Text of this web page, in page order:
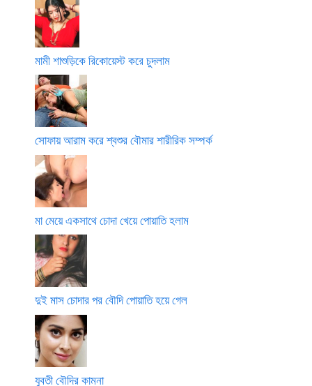
মামী শাশুড়িকে রিকোয়েস্ট করে চুদলাম
সোফায় আরাম করে শ্বশুর বৌমার শারীরিক সম্পর্ক
মা মেয়ে একসাথে চোদা খেয়ে পোয়াতি হলাম
দুই মাস চোদার পর বৌদি পোয়াতি হয়ে গেল
যুবতী বৌদির কামনা